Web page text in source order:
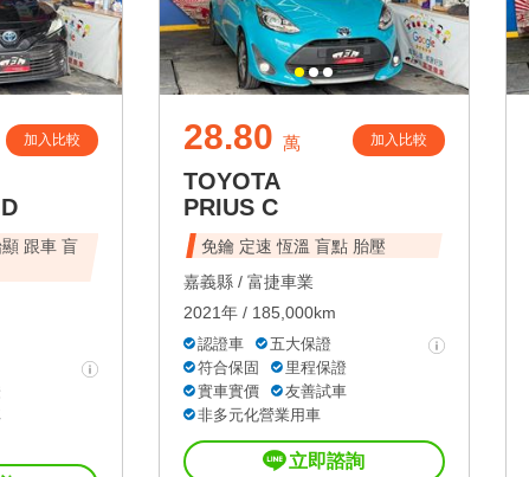
加入比較
跟車 盲
28.80 萬 加入比較
TOYOTA
PRIUS C
免鑰 定速 恆溫 盲點 胎壓
嘉義縣 / 富捷車業
2021年 / 185,000km
認證車
五大保證
符合保固
里程保證
實車實價
友善試車
非多元化營業用車
立即諮詢